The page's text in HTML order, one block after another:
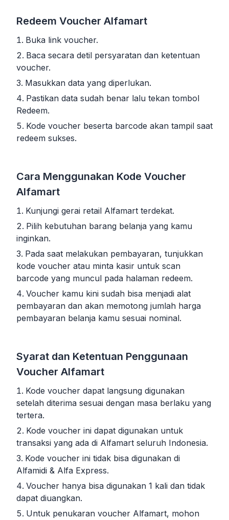
Redeem Voucher Alfamart
Buka link voucher.
Baca secara detil persyaratan dan ketentuan
voucher.
Masukkan data yang diperlukan.
Pastikan data sudah benar lalu tekan tombol
Redeem.
Kode voucher beserta barcode akan tampil saat
redeem sukses.
Cara Menggunakan Kode Voucher
Alfamart
Kunjungi gerai retail Alfamart terdekat.
Pilih kebutuhan barang belanja yang kamu
inginkan.
Pada saat melakukan pembayaran, tunjukkan
kode voucher atau minta kasir untuk scan
barcode yang muncul pada halaman redeem.
Voucher kamu kini sudah bisa menjadi alat
pembayaran dan akan memotong jumlah harga
pembayaran belanja kamu sesuai nominal.
Syarat dan Ketentuan Penggunaan
Voucher Alfamart
Kode voucher dapat langsung digunakan
setelah diterima sesuai dengan masa berlaku yang
tertera.
Kode voucher ini dapat digunakan untuk
transaksi yang ada di Alfamart seluruh Indonesia.
Kode voucher ini tidak bisa digunakan di
Alfamidi & Alfa Express.
Voucher hanya bisa digunakan 1 kali dan tidak
dapat diuangkan.
Untuk penukaran voucher Alfamart, mohon